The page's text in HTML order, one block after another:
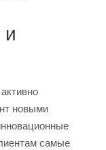
и
новыми
самые